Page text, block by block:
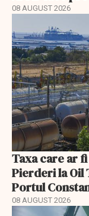
08 AUGUST 2026
Taxa care ar
Pierderi la Oil
Portul
08 AUGUST 2026